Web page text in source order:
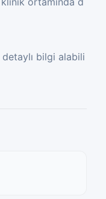
bilgi alabili